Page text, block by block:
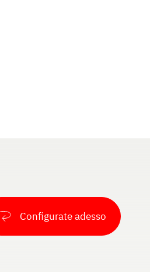
Configurate adesso